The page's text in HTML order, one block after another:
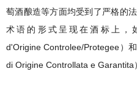
萄酒酿造等方面均受到了严格的
术语的形式呈现在酒标上，
d'Origine Controlee/Protegee）
di Origine Controllata e Garantita